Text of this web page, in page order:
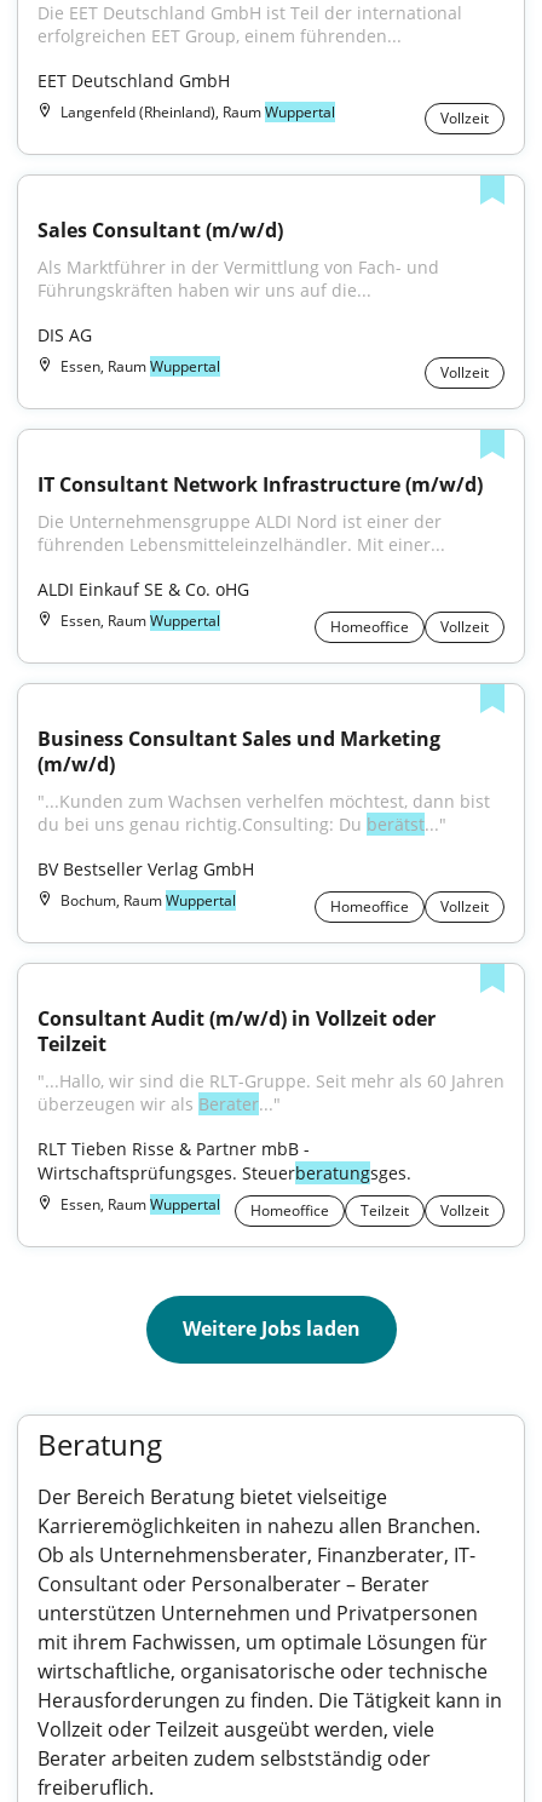
Die EET Deutschland GmbH ist Teil der international
erfolgreichen EET Group, einem führenden...
EET Deutschland GmbH
Langenfeld (Rheinland), RaumWuppertal Vollzeit
Sales Consultant (m/w/d)
Als Marktführer in der Vermittlung von Fach- und
Führungskräften haben wir uns auf die...
DIS AG
Essen, RaumWuppertal Vollzeit
IT Consultant Network Infrastructure (m/w/d)
Die Unternehmensgruppe ALDI Nord ist einer der
führenden Lebensmitteleinzelhändler. Mit einer...
ALDI Einkauf SE & Co. oHG
Essen, RaumWuppertal Homeoffice Vollzeit
Business Consultant Sales und Marketing
(m/w/d)
"...Kunden zum Wachsen verhelfen möchtest, dann bist
du bei uns genau richtig.Consulting: Du berätst..."
BV Bestseller Verlag GmbH
Bochum, RaumWuppertal Homeoffice Vollzeit
Consultant Audit (m/w/d) in Vollzeit oder
Teilzeit
"...Hallo, wir sind die RLT-Gruppe. Seit mehr als 60 Jahren
überzeugen wir als Berater..."
RLT Tieben Risse & Partner mbB -
Wirtschaftsprüfungsges. Steuerberatungsges.
Essen, RaumWuppertal Homeoffice Teilzeit Vollzeit
Weitere Jobs laden
Beratung
Der Bereich Beratung bietet vielseitige
Karrieremöglichkeiten in nahezu allen Branchen.
Ob als Unternehmensberater, Finanzberater, IT-
Consultant oder Personalberater – Berater
unterstützen Unternehmen und Privatpersonen
mit ihrem Fachwissen, um optimale Lösungen für
wirtschaftliche, organisatorische oder technische
Herausforderungen zu finden. Die Tätigkeit kann in
Vollzeit oder Teilzeit ausgeübt werden, viele
Berater arbeiten zudem selbstständig oder
freiberuflich.